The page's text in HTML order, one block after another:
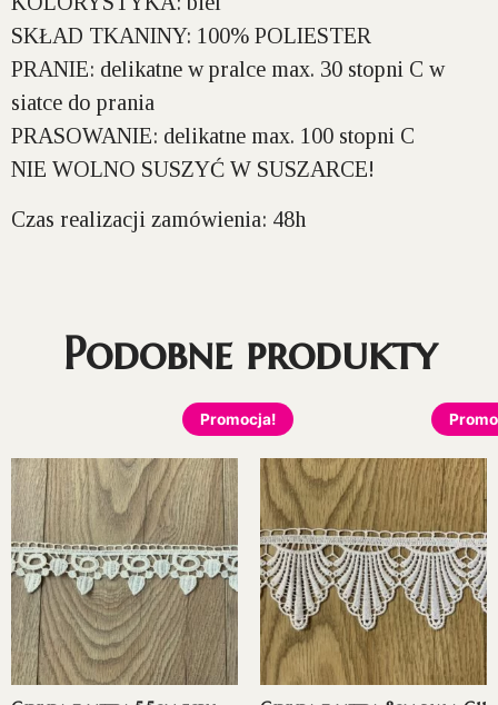
SKŁAD TKANINY: 100% POLIESTER
PRANIE: delikatne w pralce max. 30 stopni C w
siatce do prania
PRASOWANIE: delikatne max. 100 stopni C
NIE WOLNO SUSZYĆ W SUSZARCE!
Czas realizacji zamówienia: 48h
Podobne produkty
Promocja!